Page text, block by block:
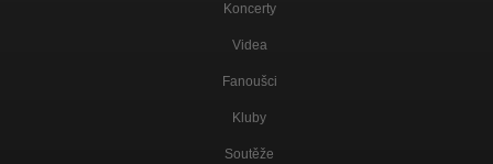
Koncerty
Videa
Fanoušci
Kluby
Soutěže